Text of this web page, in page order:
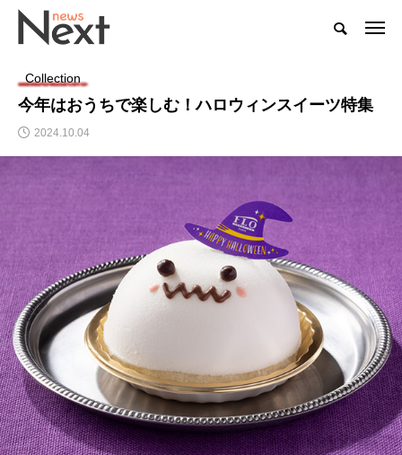
Collection
今年はおうちで楽しむ！ハロウィンスイーツ特集
2024.10.04